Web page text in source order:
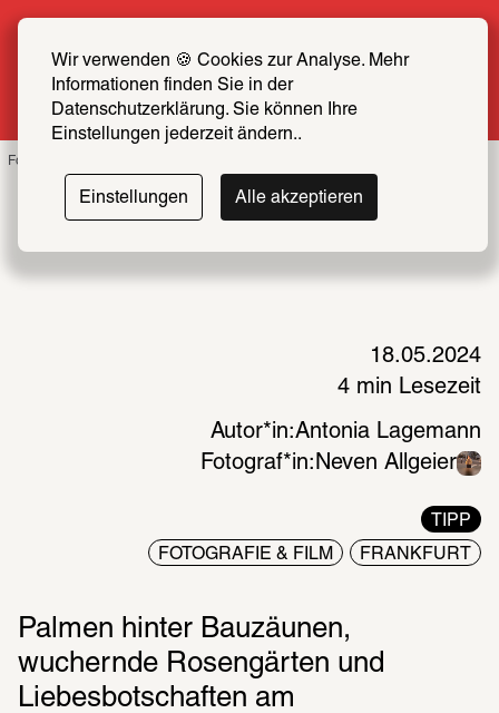
Wir verwenden 🍪 Cookies zur Analyse. Mehr
Informationen finden Sie in der
Datenschutzerklärung. Sie können Ihre
Einstellungen jederzeit ändern..
Einstellungen Alle akzeptieren
SCHIRN FREUND*IN werden
Mehr erfahren
Foto: Neven Allgeier
18.05.2024
4 min Lesezeit
Autor*in:Antonia Lagemann
Fotograf*in: Neven Allgeier
TIPP
FOTOGRAFIE & FILM FRANKFURT
Palmen hinter Bauzäunen,
wuchernde Rosengärten und
Liebesbotschaften am